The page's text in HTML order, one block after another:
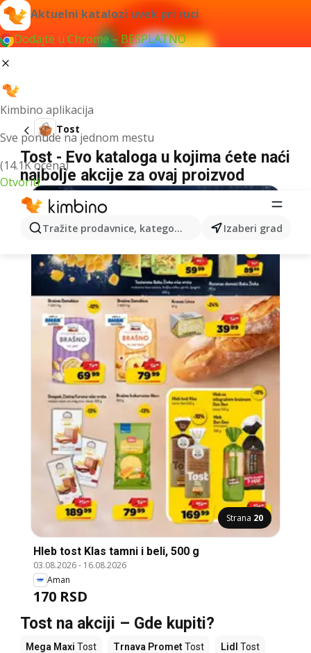
Aktuelni katalozi uvek pri ruci
Dodajte u Chrome – BESPLATNO
Kimbino aplikacija
Sve ponude na jednom mestu
(14.1K ocena)
Otvoriti
Tražite prodavnice, kategorije, proizvode...Izaberi grad
Tost
Tost - Evo kataloga u kojima ćete naći
najbolje akcije za ovaj proizvod
Strana 20
Hleb tost Klas tamni i beli, 500 g
03.08.2026- 16.08.2026
Aman
170 RSD
Tost na akciji – Gde kupiti?
Mega Maxi Tost Trnava PrometTost Lidl Tost